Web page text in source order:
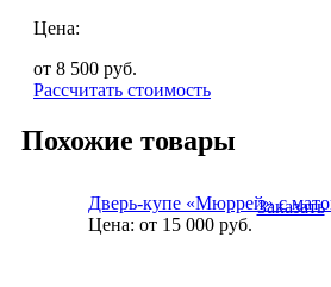
Цена:
от 8 500 руб.
Рассчитать стоимость
Похожие товары
Дверь-купе «Мюррей» с
Цена: от 15 000руб.
Заказать